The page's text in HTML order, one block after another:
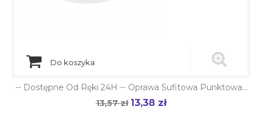
Do koszyka
-- Dostępne Od Ręki 24H -- Oprawa Sufitowa Punktowa...
Cena
13,57 zł Cena
13,38 zł